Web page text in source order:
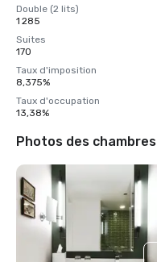
Double (2 lits)
1 285
Suites
170
Taux d'imposition
8,375%
Taux d'occupation
13,38%
Photos des chambres